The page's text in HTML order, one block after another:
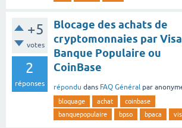
+5
votes
2
réponses
Blocage des achats de
cryptomonnaies par
Banque Populaire ou
CoinBase
répondu dans FAQ Général par
bloquage achat
coinbase
banquepopulaire
bpso bpaca